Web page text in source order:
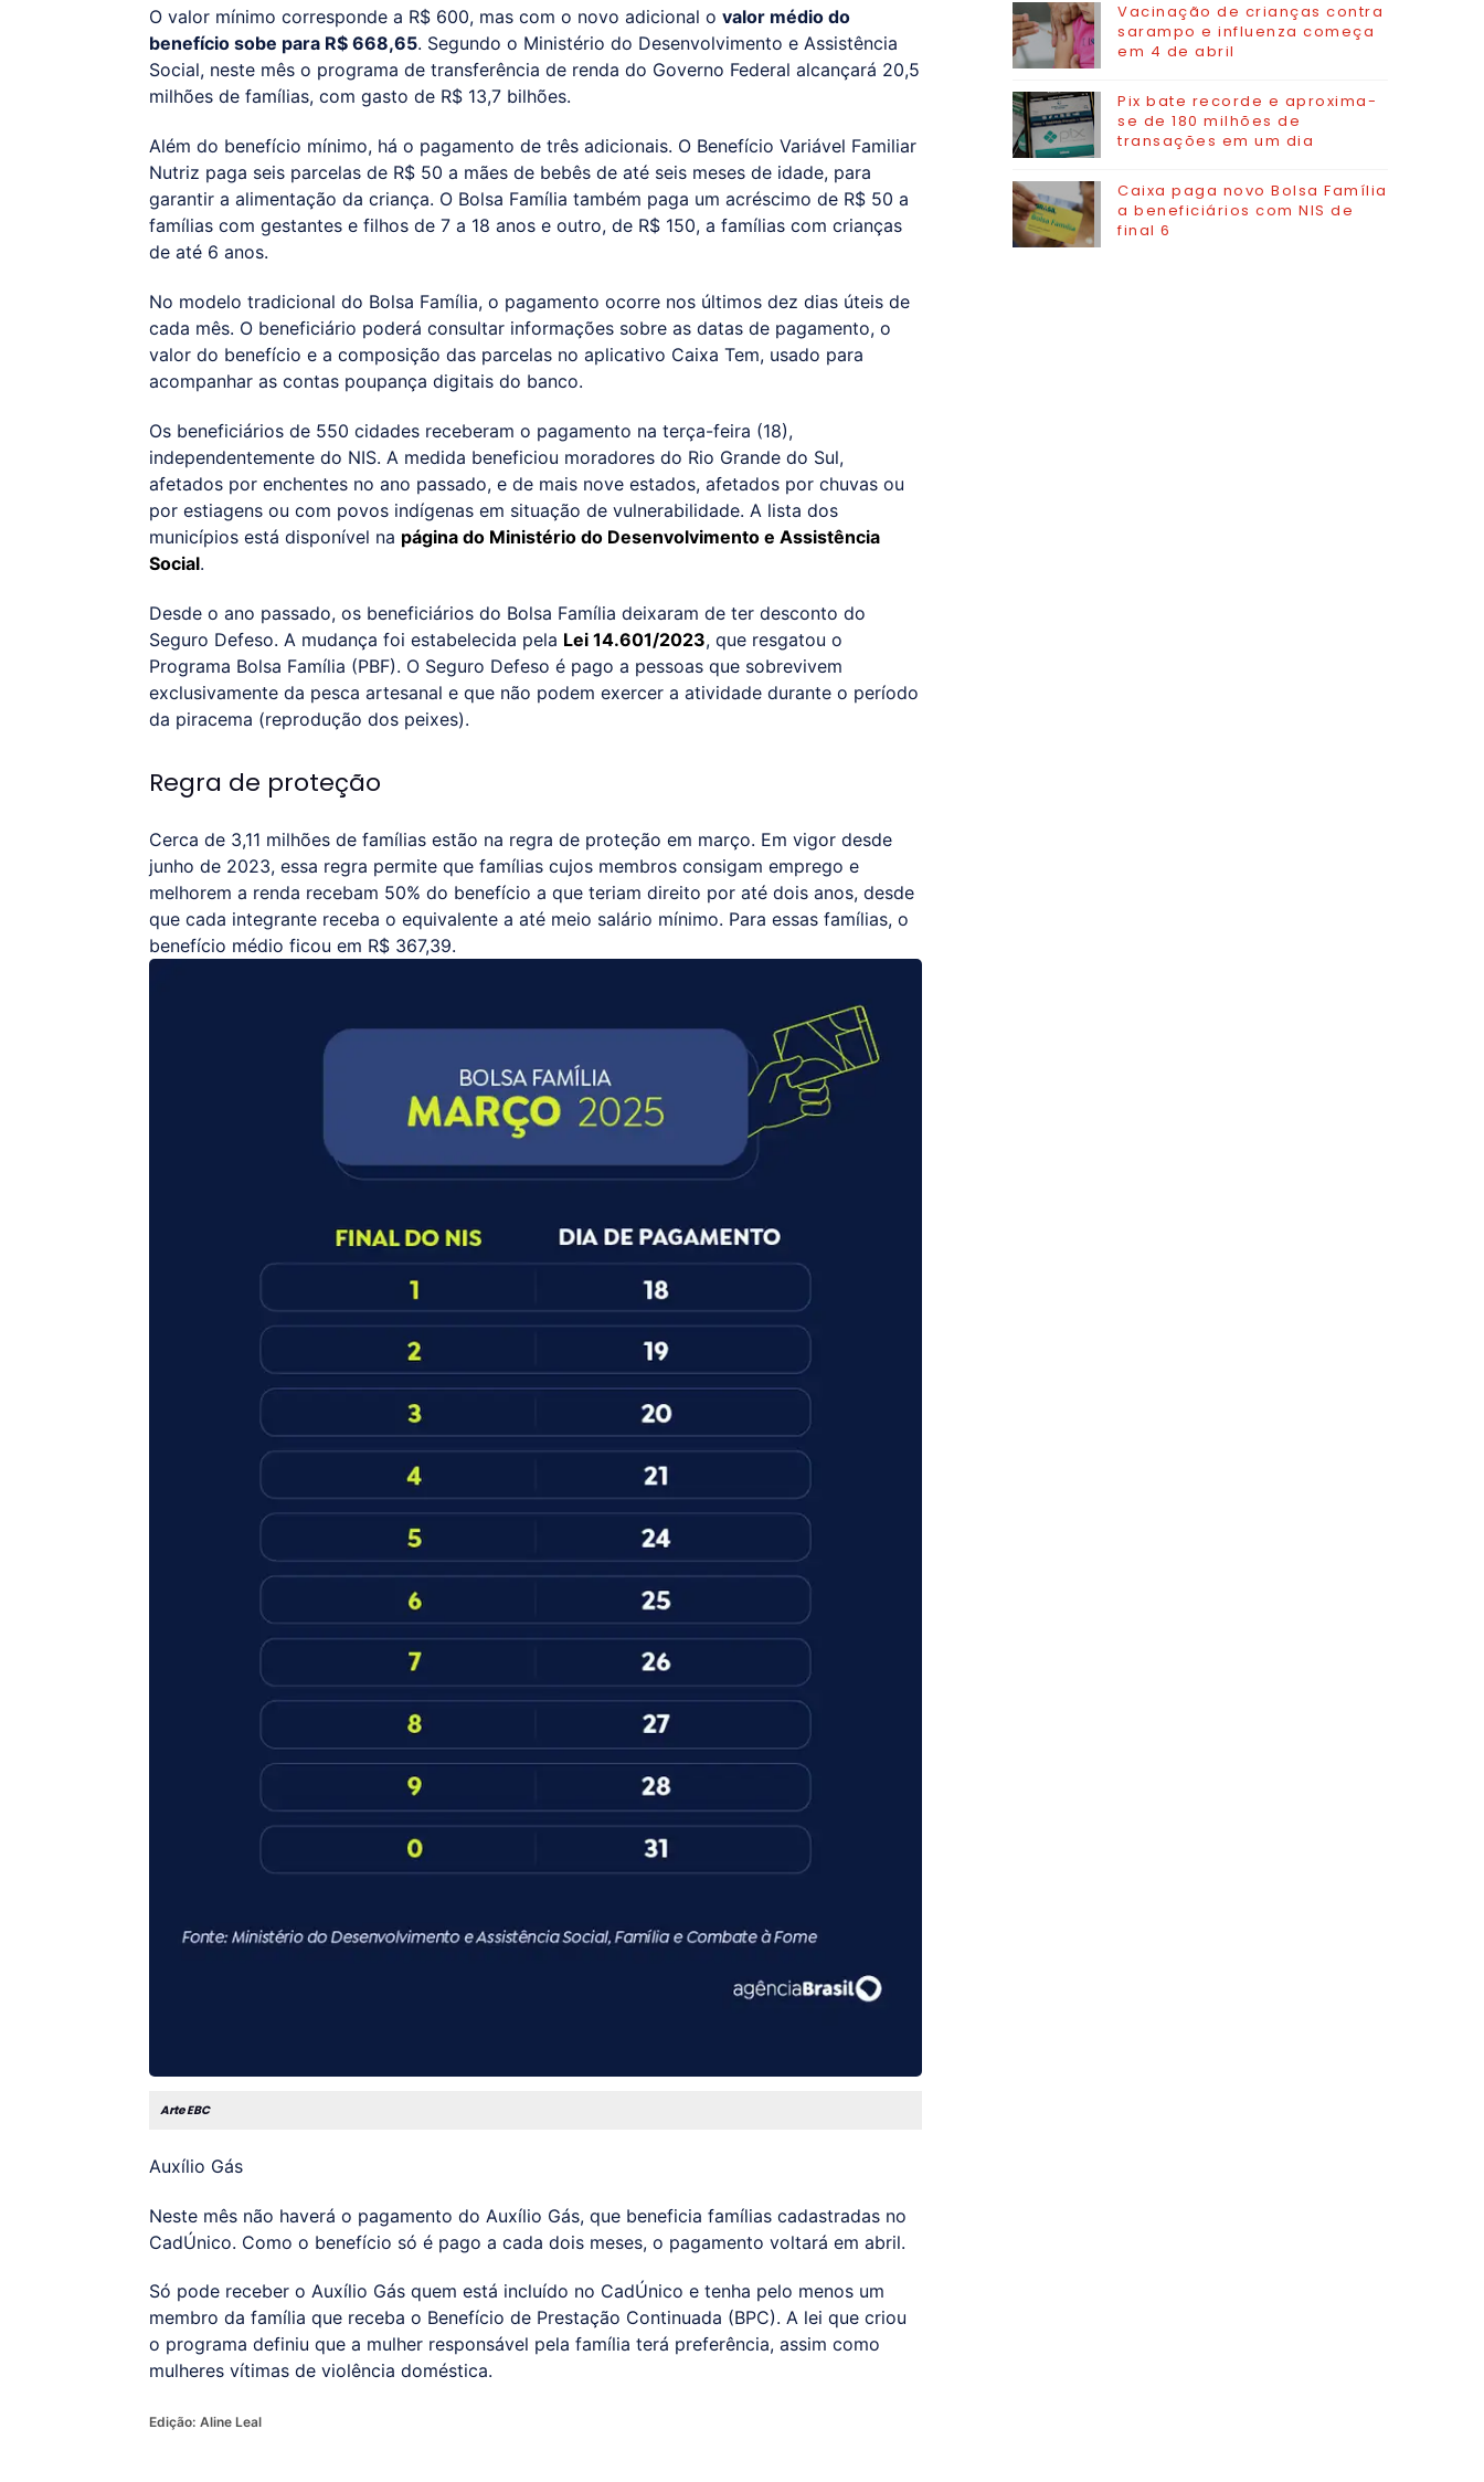
O valor mínimo corresponde a R$ 600, mas com o novo adicional o valor médio do
benefício sobe para R$ 668,65. Segundo o Ministério do Desenvolvimento e Assistência
Social, neste mês o programa de transferência de renda do Governo Federal alcançará 20,5
milhões de famílias, com gasto de R$ 13,7 bilhões.
Além do benefício mínimo, há o pagamento de três adicionais. O Benefício Variável Familiar
Nutriz paga seis parcelas de R$ 50 a mães de bebês de até seis meses de idade, para
garantir a alimentação da criança. O Bolsa Família também paga um acréscimo de R$ 50 a
famílias com gestantes e filhos de 7 a 18 anos e outro, de R$ 150, a famílias com crianças
de até 6 anos.
No modelo tradicional do Bolsa Família, o pagamento ocorre nos últimos dez dias úteis de
cada mês. O beneficiário poderá consultar informações sobre as datas de pagamento, o
valor do benefício e a composição das parcelas no aplicativo Caixa Tem, usado para
acompanhar as contas poupança digitais do banco.
Os beneficiários de 550 cidades receberam o pagamento na terça-feira (18),
independentemente do NIS. A medida beneficiou moradores do Rio Grande do Sul,
afetados por enchentes no ano passado, e de mais nove estados, afetados por chuvas ou
por estiagens ou com povos indígenas em situação de vulnerabilidade. A lista dos
municípios está disponível na página do Ministério do Desenvolvimento e Assistência
Social.
Desde o ano passado, os beneficiários do Bolsa Família deixaram de ter desconto do
Seguro Defeso. A mudança foi estabelecida pela Lei 14.601/2023, que resgatou o
Programa Bolsa Família (PBF). O Seguro Defeso é pago a pessoas que sobrevivem
exclusivamente da pesca artesanal e que não podem exercer a atividade durante o período
da piracema (reprodução dos peixes).
Regra de proteção
Cerca de 3,11 milhões de famílias estão na regra de proteção em março. Em vigor desde
junho de 2023, essa regra permite que famílias cujos membros consigam emprego e
melhorem a renda recebam 50% do benefício a que teriam direito por até dois anos, desde
que cada integrante receba o equivalente a até meio salário mínimo. Para essas famílias, o
benefício médio ficou em R$ 367,39.
Arte EBC
Auxílio Gás
Neste mês não haverá o pagamento do Auxílio Gás, que beneficia famílias cadastradas no
CadÚnico. Como o benefício só é pago a cada dois meses, o pagamento voltará em abril.
Só pode receber o Auxílio Gás quem está incluído no CadÚnico e tenha pelo menos um
membro da família que receba o Benefício de Prestação Continuada (BPC). A lei que criou
o programa definiu que a mulher responsável pela família terá preferência, assim como
mulheres vítimas de violência doméstica.
Edição: Aline Leal
Vacinação de crianças contra
sarampo e influenza começa
em 4 de abril
Pix bate recorde e aproxima-
se de 180 milhões de
transações em um dia
Caixa paga novo Bolsa Família
a beneficiários com NIS de
final 6